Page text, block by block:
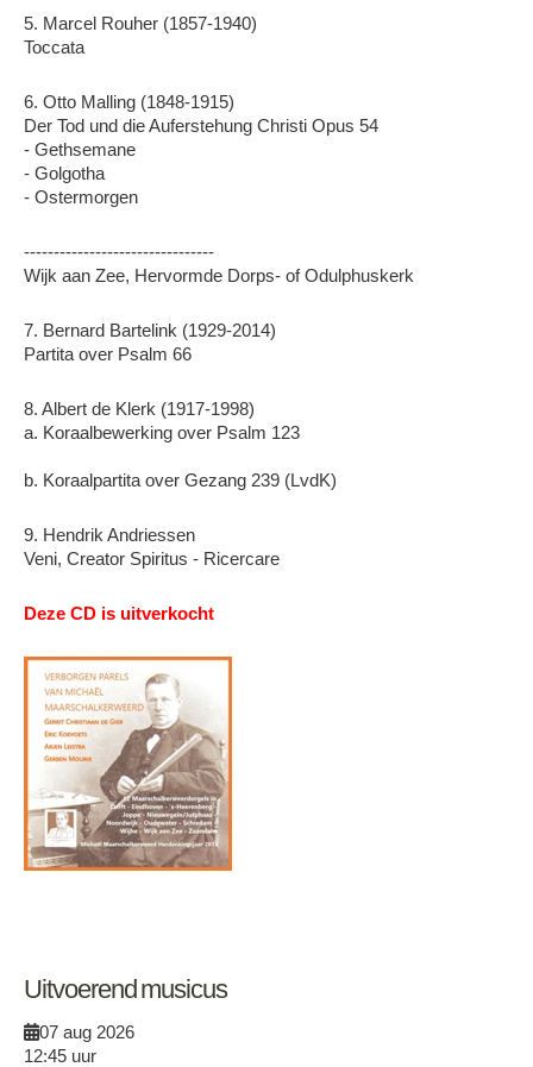
5. Marcel Rouher (1857-1940)
Toccata
6. Otto Malling (1848-1915)
Der Tod und die Auferstehung Christi Opus 54
- Gethsemane
- Golgotha
- Ostermorgen
--------------------------------
Wijk aan Zee, Hervormde Dorps- of Odulphuskerk
7. Bernard Bartelink (1929-2014)
Partita over Psalm 66
8. Albert de Klerk (1917-1998)
a. Koraalbewerking over Psalm 123
b. Koraalpartita over Gezang 239 (LvdK)
9. Hendrik Andriessen
Veni, Creator Spiritus - Ricercare
Deze CD is uitverkocht
Uitvoerend musicus
07 aug 2026
12:45 uur